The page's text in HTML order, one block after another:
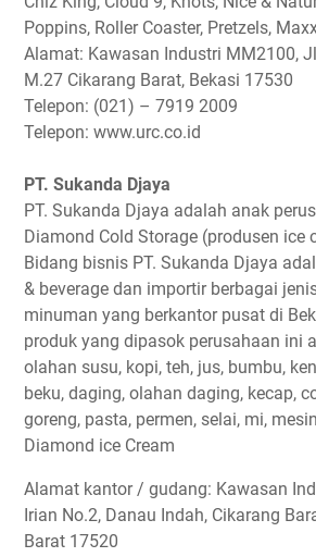
Poppins, Roller Coaster, Pretzels,
Alamat: Kawasan Industri MM2100,
M.27 Cikarang Barat, Bekasi 17530
Telepon: (021) – 7919 2009
Telepon: www.urc.co.id
PT. Sukanda Djaya
PT. Sukanda Djaya adalah anak
Diamond Cold Storage (produsen ice
Bidang bisnis PT. Sukanda Djaya
& beverage dan importir berbagai
minuman yang berkantor pusat di
produk yang dipasok perusahaan ini
olahan susu, kopi, teh, jus, bumbu,
beku, daging, olahan daging, kecap,
goreng, pasta, permen, selai, mi,
Diamond ice Cream
Alamat kantor / gudang: Kawasan
Irian No.2, Danau Indah, Cikarang
Barat 17520